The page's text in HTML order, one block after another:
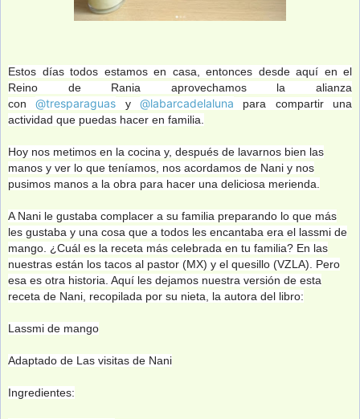
Estos días todos estamos en casa, entonces desde aquí en el
Reino de Rania aprovechamos la alianza
con@tresparaguas y@labarcadelaluna para compartir una
actividad que puedas hacer en familia.
Hoy nos metimos en la cocina y, después de lavarnos bien las
manos y ver lo que teníamos, nos acordamos de Nani y nos
pusimos manos a la obra para hacer una deliciosa merienda.
A Nani le gustaba complacer a su familia preparando lo que más
les gustaba y una cosa que a todos les encantaba era el lassmi de
mango. ¿Cuál es la receta más celebrada en tu familia? En las
nuestras están los tacos al pastor (MX) y el quesillo (VZLA). Pero
esa es otra historia. Aquí les dejamos nuestra versión de esta
receta de Nani, recopilada por su nieta, la autora del libro:
Lassmi de mango
Adaptado de Las visitas de Nani
Ingredientes: